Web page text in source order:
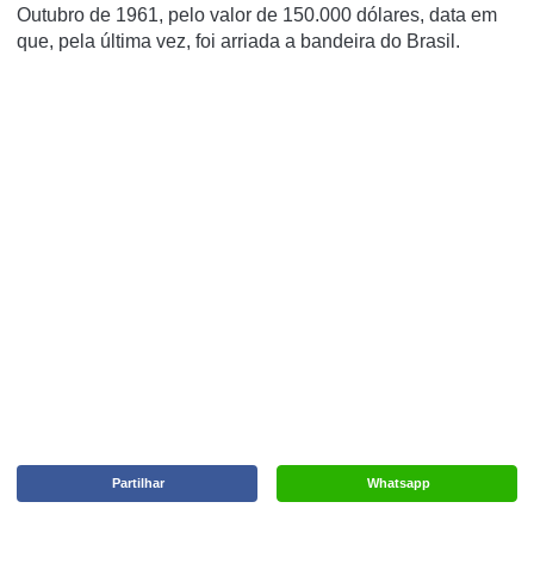
Outubro de 1961, pelo valor de 150.000 dólares, data em
que, pela última vez, foi arriada a bandeira do Brasil.
Whatsapp
Partilhar